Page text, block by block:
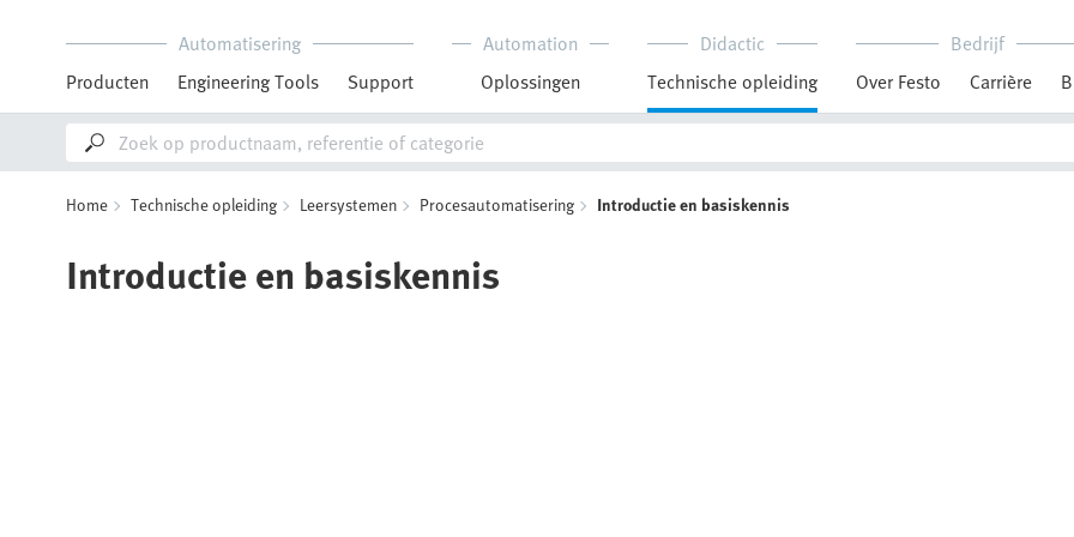
Automatisering
Producten
Engineering Tools Support
Automation
Oplossingen
Didactic
Technische opleiding
Bedrijf
Over Festo
Carrière
Home Technische opleiding Leersystemen Procesautomatisering Introductie en basiskennis
Introductie en basiskennis